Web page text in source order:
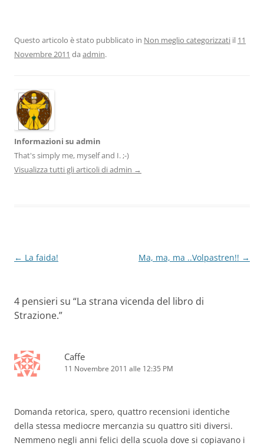
Questo articolo è stato pubblicato in Non meglio categorizzati il 11
Novembre 2011 da admin.
Informazioni su admin
That's simply me, myself and I. ;-)
Visualizza tutti gli articoli di admin →
Navigazione
← La faida! Ma, ma, ma ..Volpastren!! →
4 pensieri su “La strana vicenda del libro di
Strazione.”
Caffe
11 Novembre 2011 alle 12:35 PM
Domanda retorica, spero, quattro recensioni identiche
della stessa mediocre mercanzia su quattro siti diversi.
Nemmeno negli anni felici della scuola dove si copiavano i